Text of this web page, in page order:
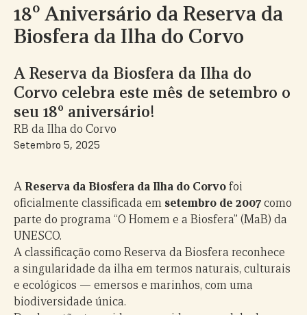
18º Aniversário da Reserva da
Biosfera da Ilha do Corvo
RB da Ilha do Corvo
Setembro 5, 2025
A Reserva da Biosfera da Ilha do
Corvo celebra este mês de setembro o
seu 18º aniversário!
AReserva da Biosfera da Ilha do Corvofoi
oficialmente classificada em setembro de 2007como
parte do programa “O Homem e a Biosfera” (MaB) da
UNESCO.
A classificação como Reserva da Biosfera reconhece
a singularidade da ilha em termos naturais, culturais
e ecológicos — emersos e marinhos, com uma
biodiversidade única.